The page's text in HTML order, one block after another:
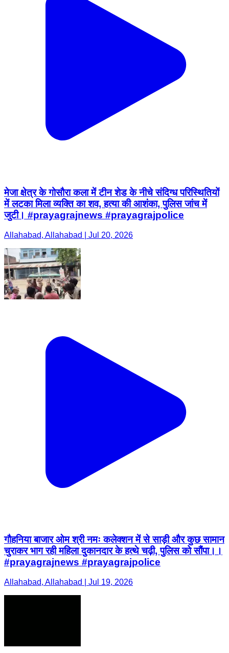
मेजा क्षेत्र के गोसौरा कला में टीन शेड के नीचे संदिग्ध परिस्थितियों
में लटका मिला व्यक्ति का शव, हत्या की आशंका, पुलिस जांच में
जुटी। #prayagrajnews #prayagrajpolice
Allahabad, Allahabad | Jul 20, 2026
गौहनिया बाजार ओम श्री नमः कलेक्शन में से साड़ी और कुछ सामान
चुराकर भाग रही महिला दुकानदार के हत्थे चढ़ी, पुलिस को सौंपा।।
#prayagrajnews #prayagrajpolice
Allahabad, Allahabad | Jul 19, 2026